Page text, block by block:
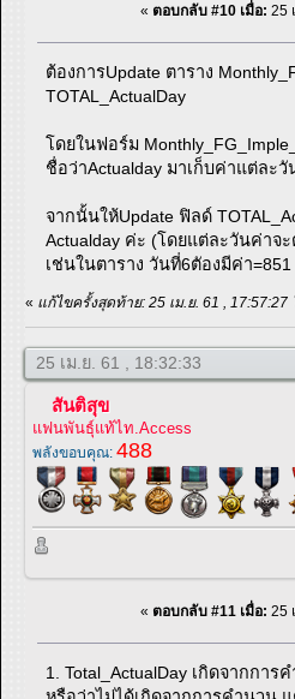
« ตอบกลับ #10 เมื่อ: 25
ต้องการUpdate ตาราง
TOTAL_ActualDay
โดยในฟอร์ม
ชื่อว่าActualday มาเก็บค่าแต่ละวั
จากนั้นให้Update ฟิลด์
Actualday ค่ะ (โดยแต่ละวันค่าจ
เช่นในตาราง วันที่6ตัองมีค่า
« แก้ไขครั้งสุดท้าย: 25 เม.ย. 61 , 17:57:27
25 เม.ย. 61 , 18:32:33
สันติสุข
แฟนพันธุ์แท้ไท.Access
พลังขอบคุณ: 488
« ตอบกลับ #11 เมื่อ: 25
1. Total_ActualDay เกิดจากกา